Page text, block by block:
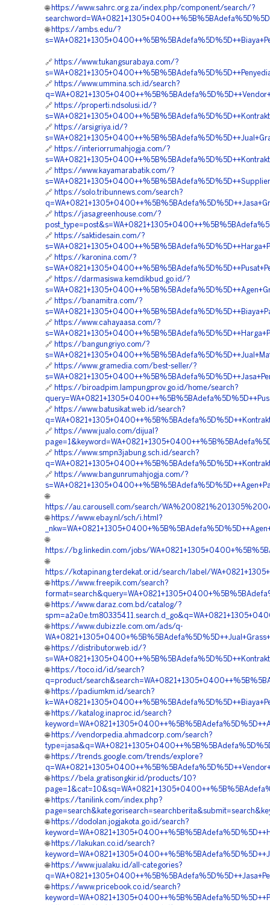
🌐 https://www.sahrc.org.za/index.php/component/search/?
🌐 https://ambs.edu/?
🔗 https://www.tukangsurabaya.com/?
🔗 https://www.ummina.sch.id/search?
🔗 https://properti.ndsolusi.id/?
🔗 https://arsigriya.id/?
🔗 https://interiorrumahjogja.com/?
🔗 https://www.kayamarabatik.com/?
🔗 https://solo.tribunnews.com/search?
🔗 https://jasagreenhouse.com/?
🔗 https://saktidesain.com/?
🔗 https://karonina.com/?
🔗 https://darmasiswa.kemdikbud.go.id/?
🔗 https://banamitra.com/?
🔗 https://www.cahayaasa.com/?
🔗 https://bangungriyo.com/?
🔗 https://www.gramedia.com/best-seller/?
🔗 https://biroadpim.lampungprov.go.id/home/search?
🔗 https://www.batusikat.web.id/search?
🔗 https://www.jualo.com/dijual?
🔗 https://www.smpn3jabung.sch.id/search?
🔗 https://www.bangunrumahjogja.com/?
🌐
https://au.carousell.com/search/
🌐 https://www.ebay.nl/sch/i.html?
🌐
https://bg.linkedin.com/jobs/
🌐
https://kotapinang.terdekat.or.id/search/label/
🌐 https://www.freepik.com/search?
🌐 https://www.daraz.com.bd/catalog/?
🌐 https://www.dubizzle.com.om/ads/q-
🌐 https://distributor.web.id/?
🌐 https://toco.id/id/search?
q=product/
🌐 https://padiumkm.id/search?
🌐 https://katalog.inaproc.id/search?
🌐 https://vendorpedia.ahmadcorp.com/search?
🌐 https://trends.google.com/trends/explore?
🌐 https://bela.gratisongkir.id/products/10?
🌐 https://tanilink.com/index.php?
🌐 https://dodolan.jogjakota.go.id/search?
🌐 https://lakukan.co.id/search?
🌐 https://www.jualaku.id/all-categories?
🌐 https://www.pricebook.co.id/search?